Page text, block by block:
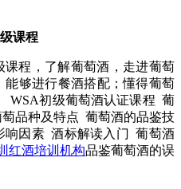
课程
课程，了解葡萄酒，走进葡萄
够进行餐酒搭配；懂得葡萄
WSA初级葡萄酒认证课程 葡
品种及特点 葡萄酒的品鉴技
响因素 酒标解读入门 葡萄酒
红酒培训机构品鉴葡萄酒的误